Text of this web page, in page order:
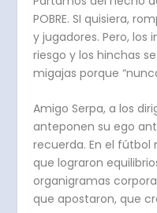
POBRE. SI quisiera,
y jugadores. Pero, los
riesgo y los hinchas
migajas porque
Amigo Serpa, a los
anteponen su ego
recuerda. En el fútbol
que lograron
organigramas
que apostaron, que